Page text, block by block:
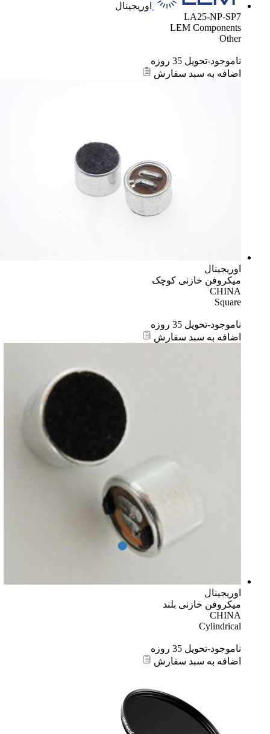
اوریجینال
LA25-NP-SP7
LEM Components
Other
ناموجود-تحویل 35 روزه
اضافه به سبد سفارش
اوریجینال
میکروفن خازنی کوچک
CHINA
Square
ناموجود-تحویل 35 روزه
اضافه به سبد سفارش
اوریجینال
میکروفن خازنی بلند
CHINA
Cylindrical
ناموجود-تحویل 35 روزه
اضافه به سبد سفارش